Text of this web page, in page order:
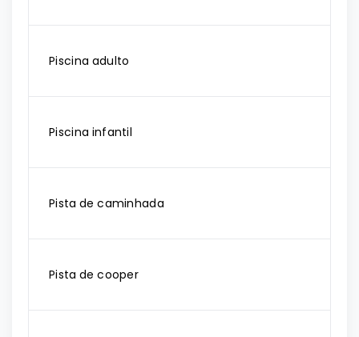
Piscina adulto
Piscina infantil
Pista de caminhada
Pista de cooper